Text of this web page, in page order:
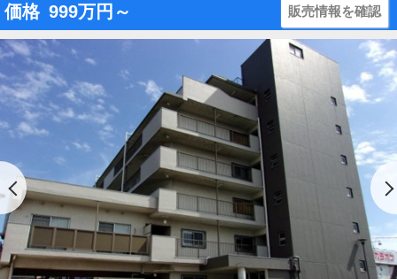
価格 999万円～ 販売情報を確認